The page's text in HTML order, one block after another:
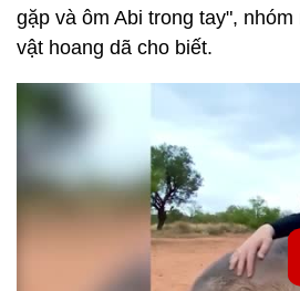
gặp và ôm Abi trong tay",
vật hoang dã cho biết.